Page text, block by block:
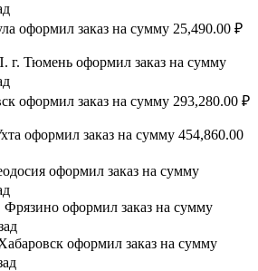
оформил заказ на сумму 25,490.00 ₽
Тюмень оформил заказ на сумму
оформил заказ на сумму 293,280.00 ₽
оформил заказ на сумму 454,860.00
оформил заказ на сумму
Фрязино оформил заказ на сумму
оформил заказ на сумму